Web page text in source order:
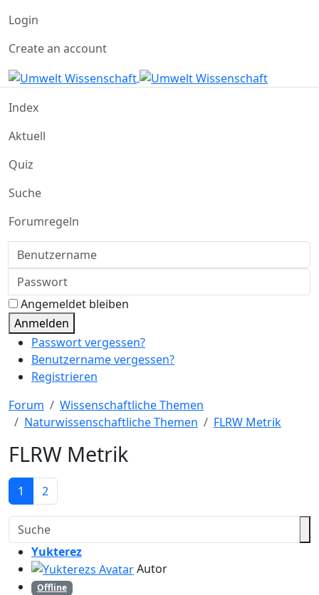
Login
Create an account
Index
Aktuell
Quiz
Suche
Forumregeln
Benutzername
Passwort
Angemeldet bleiben
Anmelden
Passwort vergessen?
Benutzername vergessen?
Registrieren
Forum
Wissenschaftliche Themen
Naturwissenschaftliche Themen
FLRW Metrik
FLRW Metrik
1 2
Yukterez
Autor
Offline